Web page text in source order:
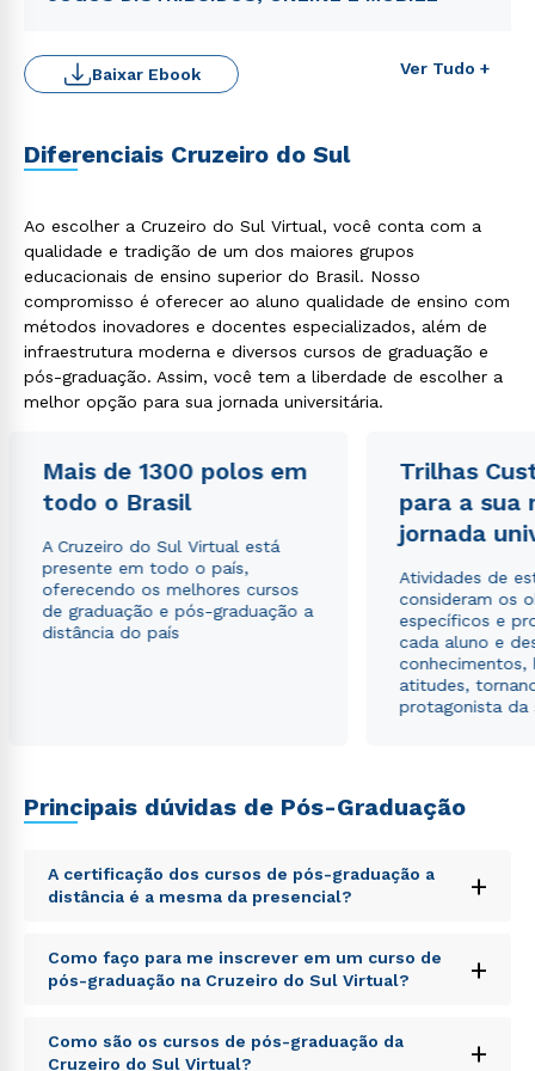
Ver Tudo +
Baixar Ebook
Diferenciais Cruzeiro do Sul
Ao escolher a Cruzeiro do Sul Virtual, você conta com a
qualidade e tradição de um dos maiores grupos
educacionais de ensino superior do Brasil. Nosso
compromisso é oferecer ao aluno qualidade de ensino com
métodos inovadores e docentes especializados, além de
infraestrutura moderna e diversos cursos de graduação e
pós-graduação. Assim, você tem a liberdade de escolher a
melhor opção para sua jornada universitária.
Mais de 1300 polos em
todo o Brasil
A Cruzeiro do Sul Virtual está
presente em todo o país,
oferecendo os melhores cursos
de graduação e pós-graduação a
distância do país
Trilhas
para a sua
jornada
Atividades de
consideram os
específicos e
cada aluno e
conhecimentos,
atitudes,
protagonista da
Principais dúvidas de Pós-Graduação
A certificação dos cursos de pós-graduação a
distância é a mesma da presencial?
+
Sed ut perspiciatis unde omnis iste natus error sit
voluptatem accusantium doloremque laudantium,
totam rem aperiam, eaque ipsa quae ab illo inventore
explicabo. Nemo enim ipsam voluptatem quia
voluptas sit aspernatur aut odit aut fugit, sed quia
Como faço para me inscrever em um curso de
pós-graduação na Cruzeiro do Sul Virtual?
+
Sed ut perspiciatis unde omnis iste natus error sit
voluptatem accusantium doloremque laudantium,
Como são os cursos de pós-graduação da
Cruzeiro do Sul Virtual?
+
WhatsApp
ou
autorizo que meus dados sejam utilizados para o
envio de conteúdos da Cruzeiro do Sul.